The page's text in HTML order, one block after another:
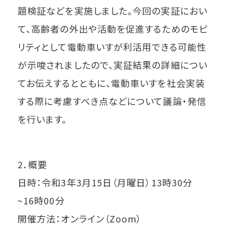
題検証などを実施しました。今回の実証におい
て、高齢者の外出や活動を促進するためのモビ
リティとして電動車いすが利活用できる可能性
が示唆されましたので、実証結果の詳細につい
てお伝えするとともに、電動車いすを社会実装
する際に考慮すべき点などについて議論・発信
を行います。
2．概要
日時：令和3年3月15日（月曜日）13時30分
~16時00分
開催方法：オンライン（Zoom）